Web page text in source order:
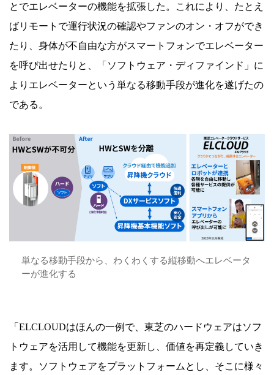
とでエレベーターの機能を拡張した。これにより、たとえ
ばリモートで運行状況の確認やファンのオン・オフができ
たり、身体が不自由な方がスマートフォンでエレベーター
を呼び出せたりと、「ソフトウェア・ディファインド」に
よりエレベーターという単なる移動手段が進化を遂げたの
である。
単なる移動手段から、わくわくする縦移動へエレベータ
ーが進化する
「ELCLOUDはほんの一例で、東芝のハードウェアはソフ
トウェアを活用して機能を更新し、価値を再定義していき
ます。ソフトウェアをプラットフォームとし、そこに様々